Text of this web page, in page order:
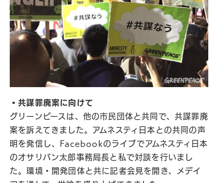
▪️共謀罪廃案に向けて
グリーンピースは、他の市民団体と共同で、共謀罪廃
案を訴えてきました。アムネスティ日本との共同の声
明を発信し、Facebookのライブでアムネスティ日本
のオサリバン太郎事務局長と私で対談を行いまし
た。環境・開発団体と共に記者会見を開き、メデイ